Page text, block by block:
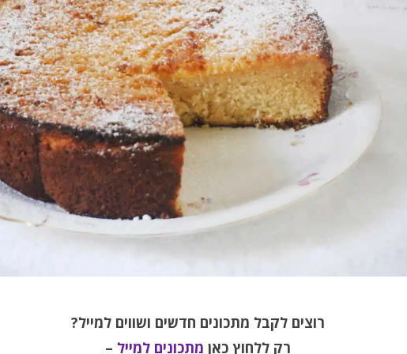
רוצים לקבל מתכונים חדשים ושווים למייל?
רק ללחוץ כאן
– מתכונים למייל